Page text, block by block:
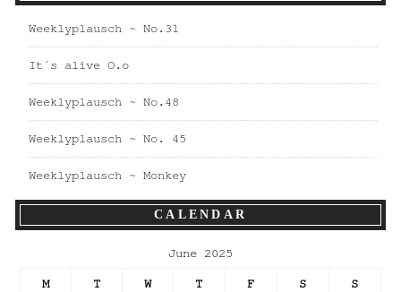
Weeklyplausch ~ No.31
It´s alive O.o
Weeklyplausch ~ No.48
Weeklyplausch ~ No. 45
Weeklyplausch ~ Monkey
CALENDAR
June 2025
M
T W T F S S